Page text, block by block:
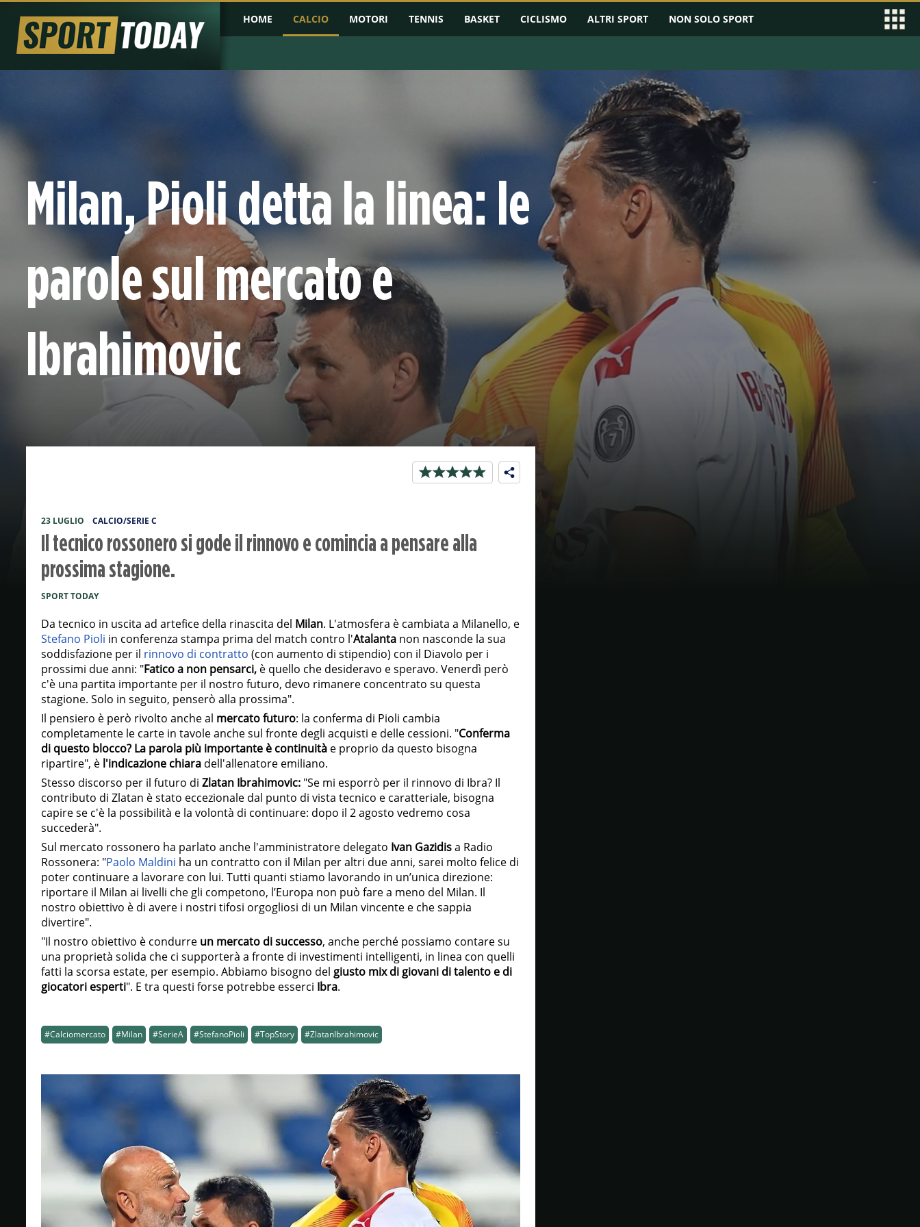
HOME CALCIO MOTORI TENNIS BASKET CICLISMO ALTRI SPORT NON SOLO SPORT
CONFERENCE LEAGUE SERIE B
Milan, Pioli detta la linea: le
parole sul mercato e
Ibrahimovic
23 LUGLIO CALCIO/SERIE C
Il tecnico rossonero si gode il rinnovo e comincia a pensare alla
prossima stagione.
SPORT TODAY
Da tecnico in uscita ad artefice della rinascita del Milan. L'atmosfera è cambiata a Milanello, e
Stefano Pioli in conferenza stampa prima del match contro l'Atalanta non nasconde la sua
soddisfazione per il rinnovo di contratto (con aumento di stipendio) con il Diavolo per i
prossimi due anni: "Fatico a non pensarci,è quello che desideravo e speravo. Venerdì però
c'è una partita importante per il nostro futuro, devo rimanere concentrato su questa
stagione. Solo in seguito, penserò alla prossima".
Il pensiero è però rivolto anche al mercato futuro: la conferma di Pioli cambia
completamente le carte in tavole anche sul fronte degli acquisti e delle cessioni. "Conferma
di questo blocco? La parola più importante è continuitàe proprio da questo bisogna
ripartire", è l'indicazione chiara dell'allenatore emiliano.
Stesso discorso per il futuro di Zlatan Ibrahimovic:"Se mi esporrò per il rinnovo di Ibra? Il
contributo di Zlatan è stato eccezionale dal punto di vista tecnico e caratteriale, bisogna
capire se c'è la possibilità e la volontà di continuare: dopo il 2 agosto vedremo cosa
succederà".
Sul mercato rossonero ha parlato anche l'amministratore delegato Ivan Gazidisa Radio
Rossonera: "Paolo Maldini ha un contratto con il Milan per altri due anni, sarei molto felice di
poter continuare a lavorare con lui. Tutti quanti stiamo lavorando in un’unica direzione:
riportare il Milan ai livelli che gli competono, l’Europa non può fare a meno del Milan. Il
nostro obiettivo è di avere i nostri tifosi orgogliosi di un Milan vincente e che sappia
divertire".
"Il nostro obiettivo è condurre un mercato di successo, anche perché possiamo contare su
una proprietà solida che ci supporterà a fronte di investimenti intelligenti, in linea con quelli
fatti la scorsa estate, per esempio. Abbiamo bisogno del giusto mix di giovani di talento e di
giocatori esperti". E tra questi forse potrebbe esserci Ibra.
#Calciomercato #Milan #SerieA #StefanoPioli #TopStory #ZlatanIbrahimovic